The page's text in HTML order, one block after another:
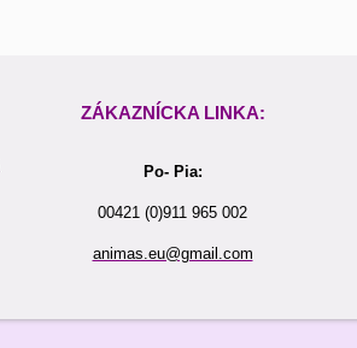
ZÁKAZNÍCKA LINKA:
Po- Pia:
00421 (0)911 965 002
animas.eu@gmail.com